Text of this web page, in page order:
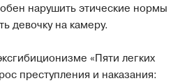
нарушить этические нормы
девочку на камеру.
«Пяти легких
преступления и наказания: